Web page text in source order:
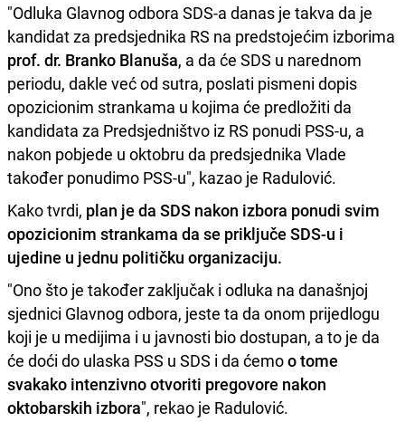
"Odluka Glavnog odbora SDS-a danas je takva da je
kandidat za predsjednika RS na predstojećim izborima
prof. dr. Branko Blanuša, a da će SDS u narednom
periodu, dakle već od sutra, poslati pismeni dopis
opozicionim strankama u kojima će predložiti da
kandidata za Predsjedništvo iz RS ponudi PSS-u, a
nakon pobjede u oktobru da predsjednika Vlade
također ponudimo PSS-u", kazao je Radulović.
Kako tvrdi, plan je da SDS nakon izbora ponudi svim
opozicionim strankama da se priključe SDS-u i
ujedine u jednu političku organizaciju.
"Ono što je također zaključak i odluka na današnjoj
sjednici Glavnog odbora, jeste ta da onom prijedlogu
koji je u medijima i u javnosti bio dostupan, a to je da
će doći do ulaska PSS u SDS i da ćemoo tome
svakako intenzivno otvoriti pregovore nakon
oktobarskih izbora", rekao je Radulović.